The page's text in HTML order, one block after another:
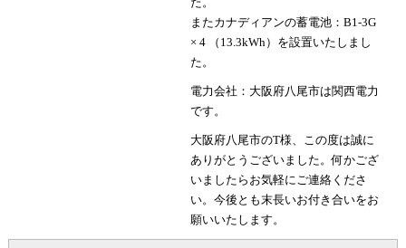
またカナディアンの蓄電池：B1-3G
× 4 （13.3kWh）を設置いたしまし
た。
電力会社：大阪府八尾市は関西電力
です。
大阪府八尾市のT様、この度は誠に
ありがとうございました。何かござ
いましたらお気軽にご連絡くださ
い。今後とも末長いお付き合いをお
願いいたします。